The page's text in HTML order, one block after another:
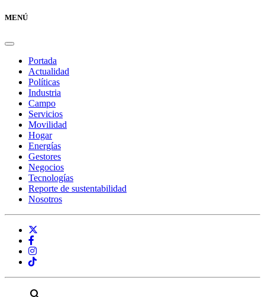
MENÚ
Portada
Actualidad
Políticas
Industria
Campo
Servicios
Movilidad
Hogar
Energías
Gestores
Negocios
Tecnologías
Reporte de sustentabilidad
Nosotros